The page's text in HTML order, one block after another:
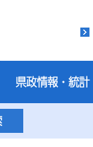
県政情報・統計